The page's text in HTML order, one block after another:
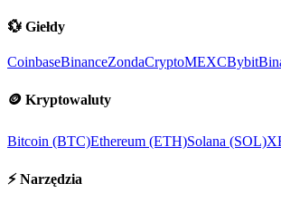
💱 Giełdy
CoinbaseBinanceZondaCryptoMEXCBybit
🪙 Kryptowaluty
Bitcoin (BTC)Ethereum (ETH)Solana (SOL)
⚡ Narzędzia